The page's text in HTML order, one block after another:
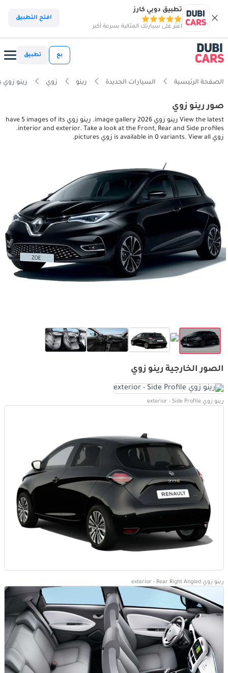
تطبيق دوبي كارز
اعثر على سيارتك المثالية بسرعة أكبر
افتح التطبيق
بع تطبيق
الصفحة الرئيسية السيارات الجديدة رينو زوي رينو زوي interior, exterior pictures
صور رينو زوي
View the latest رينو زوي 2026 image gallery. رينو زوي have 5 images of its
interior and exterior. Take a look at the Front, Rear and Side profiles.
زوي is available in 0 variants. View all زوي pictures.
الصور الخارجية رينو زوي
رينو زوي exterior - Side Profile
رينو زوي exterior - Rear Right Angled